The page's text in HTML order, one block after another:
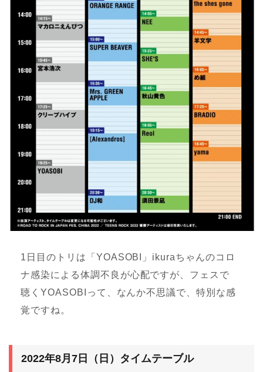
1日目のトリは「YOASOBI」ikuraちゃんのコロ
ナ感染による体調不良が心配ですが、フェスで
聴くYOASOBIって、なんか不思議で、特別な感
覚ですね。
2022年8月7日（日）タイムテーブル